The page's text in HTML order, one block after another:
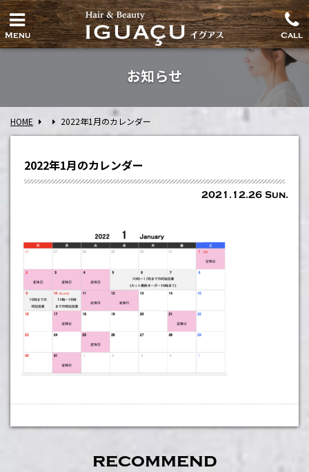
Menu Call
お知らせ
HOME 2022年1月のカレンダー
2022年1月のカレンダー
2021.12.26 Sun.
recommend